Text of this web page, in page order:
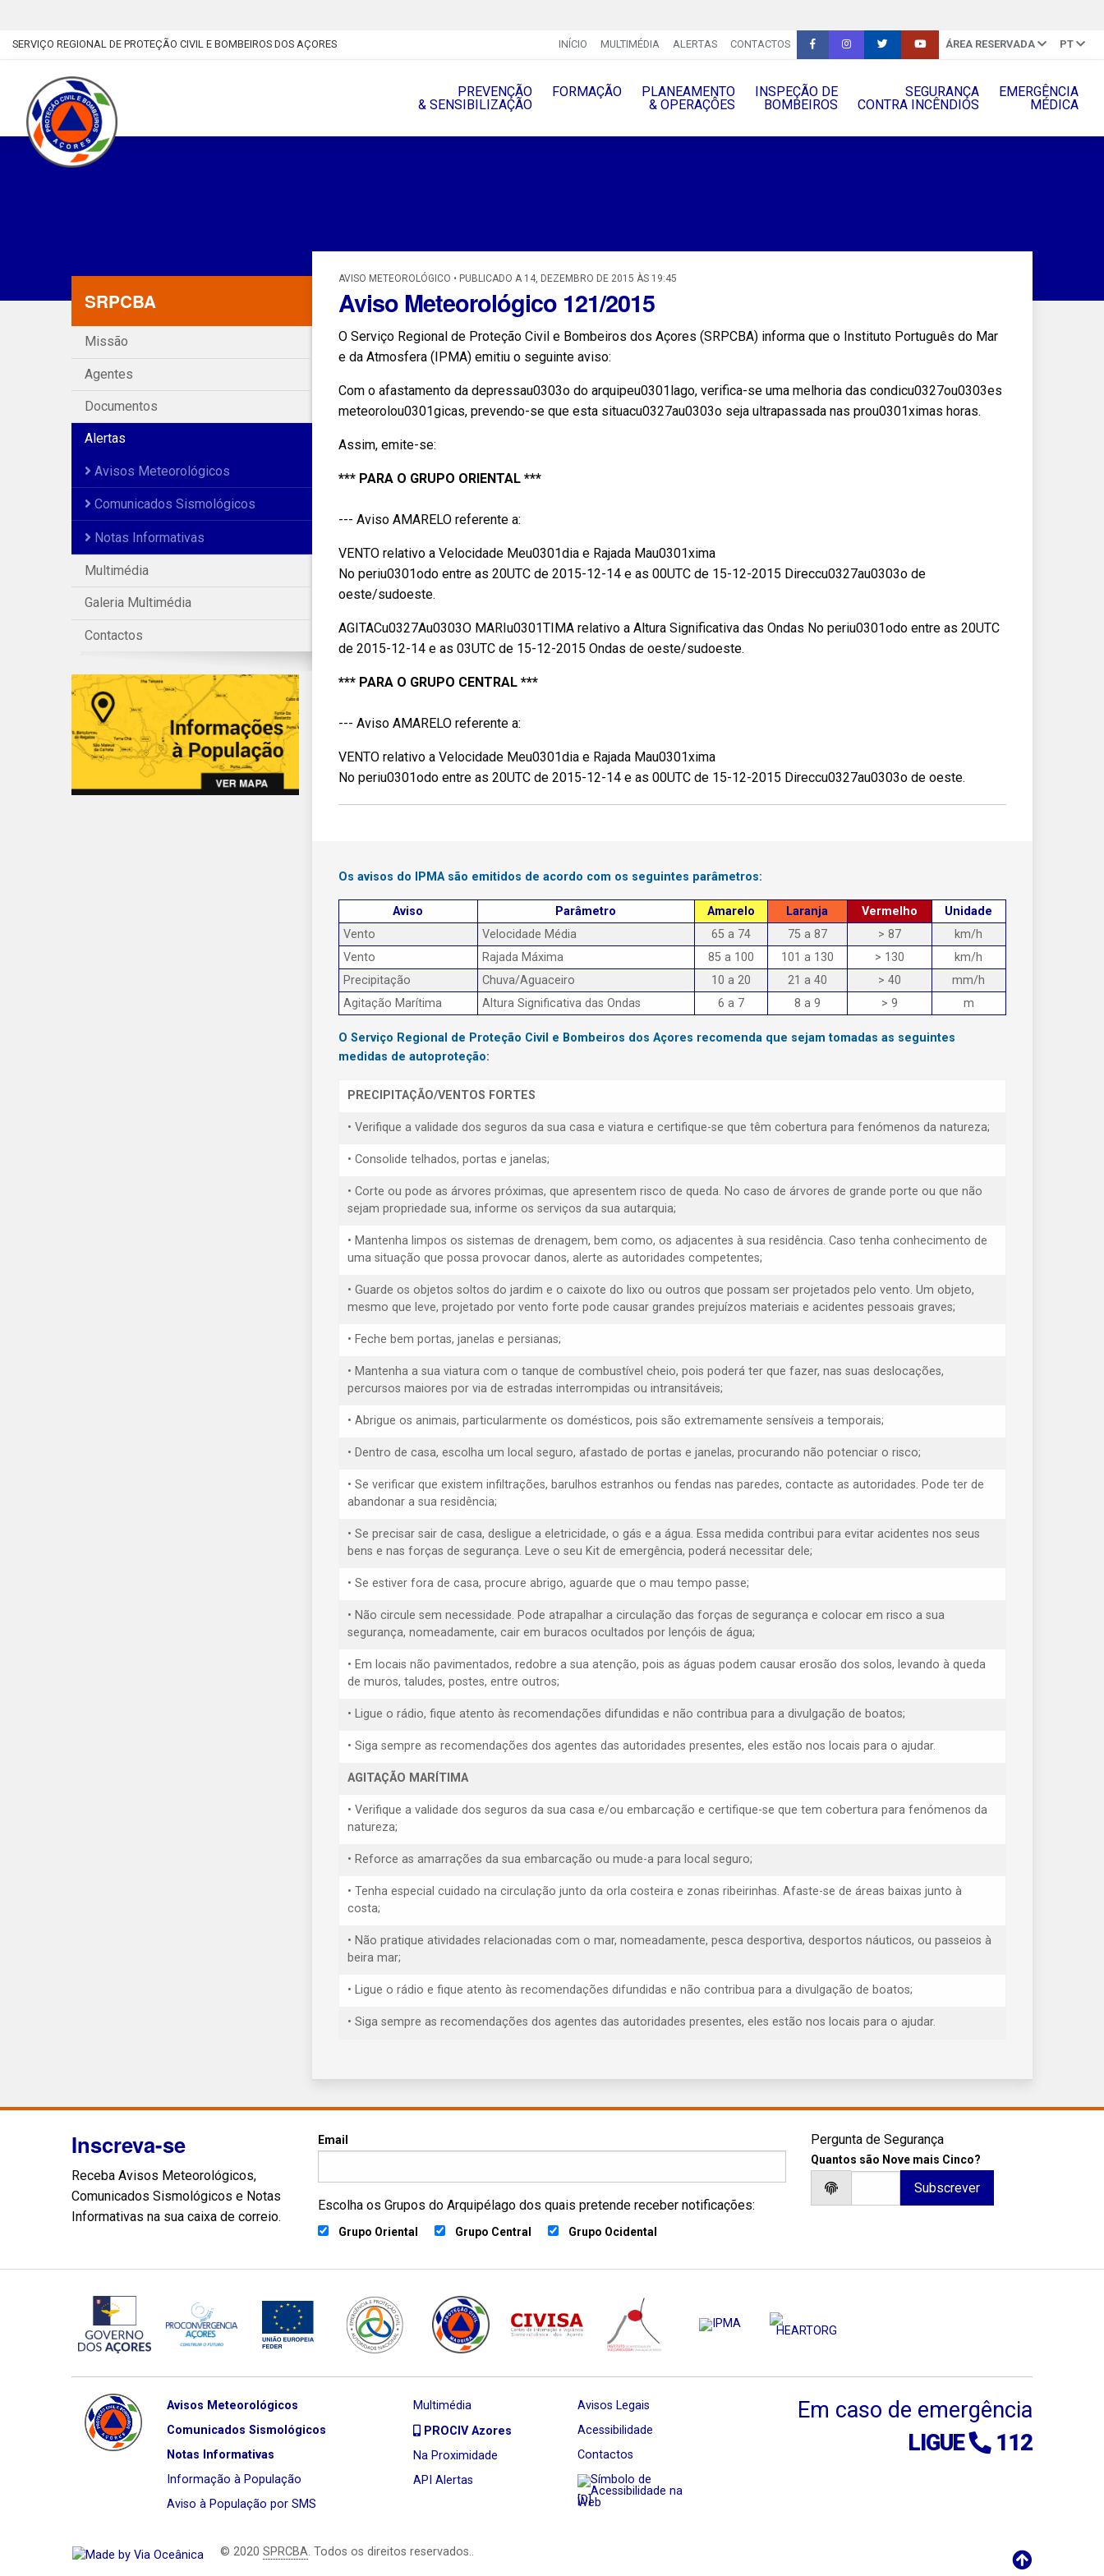
SERVIÇO REGIONAL DE PROTEÇÃO CIVIL E BOMBEIROS DOS AÇORES INÍCIO MULTIMÉDIA ALERTAS CONTACTOS ÁREA RESERVADA PT
PREVENÇÃO
& SENSIBILIZAÇÃO
FORMAÇÃO
PLANEAMENTO
& OPERAÇÔES
INSPEÇÃO DE
BOMBEIROS
SEGURANÇA
CONTRA INCÊNDIOS
EMERGÊNCIA
MÉDICA
SRPCBA
Missão
Agentes
Documentos
Alertas
Avisos Meteorológicos
Comunicados Sismológicos
Notas Informativas
Multimédia
Galeria Multimédia
Contactos
AVISO METEOROLÓGICO • PUBLICADO A 14, DEZEMBRO DE 2015 ÀS 19:45
Aviso Meteorológico 121/2015
O Serviço Regional de Proteção Civil e Bombeiros dos Açores (SRPCBA) informa que o Instituto Português do Mar
e da Atmosfera (IPMA) emitiu o seguinte aviso:
Com o afastamento da depressau0303o do arquipeu0301lago, verifica-se uma melhoria das condicu0327ou0303es
meteorolou0301gicas, prevendo-se que esta situacu0327au0303o seja ultrapassada nas prou0301ximas horas.
Assim, emite-se:
*** PARA O GRUPO ORIENTAL ***
--- Aviso AMARELO referente a:
VENTO relativo a Velocidade Meu0301dia e Rajada Mau0301xima
No periu0301odo entre as 20UTC de 2015-12-14 e as 00UTC de 15-12-2015 Direccu0327au0303o de
oeste/sudoeste.
AGITACu0327Au0303O MARIu0301TIMA relativo a Altura Significativa das Ondas No periu0301odo entre as 20UTC
de 2015-12-14 e as 03UTC de 15-12-2015 Ondas de oeste/sudoeste.
*** PARA O GRUPO CENTRAL ***
--- Aviso AMARELO referente a:
VENTO relativo a Velocidade Meu0301dia e Rajada Mau0301xima
No periu0301odo entre as 20UTC de 2015-12-14 e as 00UTC de 15-12-2015 Direccu0327au0303o de oeste.
Os avisos do IPMA são emitidos de acordo com os seguintes parâmetros:
Aviso Parâmetro Amarelo Laranja Vermelho
Unidade
Vento
Velocidade Média 65 a 74 75 a 87 > 87
km/h
Vento
Rajada Máxima 85 a 100 101 a 130 > 130
km/h
Precipitação
Chuva/Aguaceiro 10 a 20 21 a 40 > 40
mm/h
Agitação Marítima
Altura Significativa das Ondas 6 a 7 8 a 9 > 9 m
O Serviço Regional de Proteção Civil e Bombeiros dos Açores recomenda que sejam tomadas as seguintes
medidas de autoproteção:
PRECIPITAÇÃO/VENTOS FORTES
• Verifique a validade dos seguros da sua casa e viatura e certifique-se que têm cobertura para fenómenos da natureza;
• Consolide telhados, portas e janelas;
• Corte ou pode as árvores próximas, que apresentem risco de queda. No caso de árvores de grande porte ou que não
sejam propriedade sua, informe os serviços da sua autarquia;
• Mantenha limpos os sistemas de drenagem, bem como, os adjacentes à sua residência. Caso tenha conhecimento de
uma situação que possa provocar danos, alerte as autoridades competentes;
• Guarde os objetos soltos do jardim e o caixote do lixo ou outros que possam ser projetados pelo vento. Um objeto,
mesmo que leve, projetado por vento forte pode causar grandes prejuízos materiais e acidentes pessoais graves;
• Feche bem portas, janelas e persianas;
• Mantenha a sua viatura com o tanque de combustível cheio, pois poderá ter que fazer, nas suas deslocações,
percursos maiores por via de estradas interrompidas ou intransitáveis;
• Abrigue os animais, particularmente os domésticos, pois são extremamente sensíveis a temporais;
• Dentro de casa, escolha um local seguro, afastado de portas e janelas, procurando não potenciar o risco;
• Se verificar que existem infiltrações, barulhos estranhos ou fendas nas paredes, contacte as autoridades. Pode ter de
abandonar a sua residência;
• Se precisar sair de casa, desligue a eletricidade, o gás e a água. Essa medida contribui para evitar acidentes nos seus
bens e nas forças de segurança. Leve o seu Kit de emergência, poderá necessitar dele;
• Se estiver fora de casa, procure abrigo, aguarde que o mau tempo passe;
• Não circule sem necessidade. Pode atrapalhar a circulação das forças de segurança e colocar em risco a sua
segurança, nomeadamente, cair em buracos ocultados por lençóis de água;
• Em locais não pavimentados, redobre a sua atenção, pois as águas podem causar erosão dos solos, levando à queda
de muros, taludes, postes, entre outros;
• Ligue o rádio, fique atento às recomendações difundidas e não contribua para a divulgação de boatos;
• Siga sempre as recomendações dos agentes das autoridades presentes, eles estão nos locais para o ajudar.
AGITAÇÃO MARÍTIMA
• Verifique a validade dos seguros da sua casa e/ou embarcação e certifique-se que tem cobertura para fenómenos da
natureza;
• Reforce as amarrações da sua embarcação ou mude-a para local seguro;
• Tenha especial cuidado na circulação junto da orla costeira e zonas ribeirinhas. Afaste-se de áreas baixas junto à
costa;
• Não pratique atividades relacionadas com o mar, nomeadamente, pesca desportiva, desportos náuticos, ou passeios à
beira mar;
• Ligue o rádio e fique atento às recomendações difundidas e não contribua para a divulgação de boatos;
• Siga sempre as recomendações dos agentes das autoridades presentes, eles estão nos locais para o ajudar.
Inscreva-se
Receba Avisos Meteorológicos,
Comunicados Sismológicos e Notas
Informativas na sua caixa de correio.
Email
Escolha os Grupos do Arquipélago dos quais pretende receber notificações:
Grupo Oriental Grupo Central Grupo Ocidental
Pergunta de Segurança
Quantos são Nove mais Cinco?
Avisos Meteorológicos
Comunicados Sismológicos
Notas Informativas
Informação à População
Aviso à População por SMS
Multimédia
PROCIV Azores
Na Proximidade
API Alertas
Avisos Legais
Acessibilidade
Contactos
[D]
Em caso de emergência
LIGUE
112
© 2020 SPRCBA. Todos os direitos reservados..